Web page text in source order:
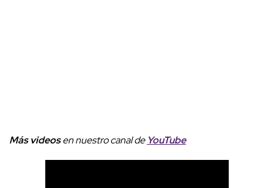
Más videosen nuestro canal de YouTube